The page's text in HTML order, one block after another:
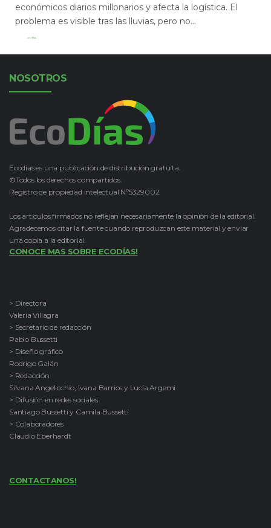
económicos diarios millonarios y afecta la logística. El
problema es visible tras las lluvias, pero no...
Leer Más
NOSOTROS
Ecodías es una publicación de distribución gratuita.
©Todos los derechos compartidos.
Registro de propiedad intelectual Nº5329002
Los artículos firmados no reflejan necesariamente la opinión de la editorial.
Agradecemos citar la fuente cuando reproduzcan este material y enviar
una copia a la editorial.
CONOCE MAS SOBRE ECODÍAS!
> Directora
Valeria Villagra
> Secretario de redacción
Pablo Bussetti
> Diseño gráfico
Rodrigo Galán
> Redacción
Silvana Angelicchio, Ivana Barrios y Lucía Argemi
> Difusión en redes sociales
Santiago Bussetti y Camila Bussetti
> Colaboradores
Claudio Eberhardt
CONTACTANOS!